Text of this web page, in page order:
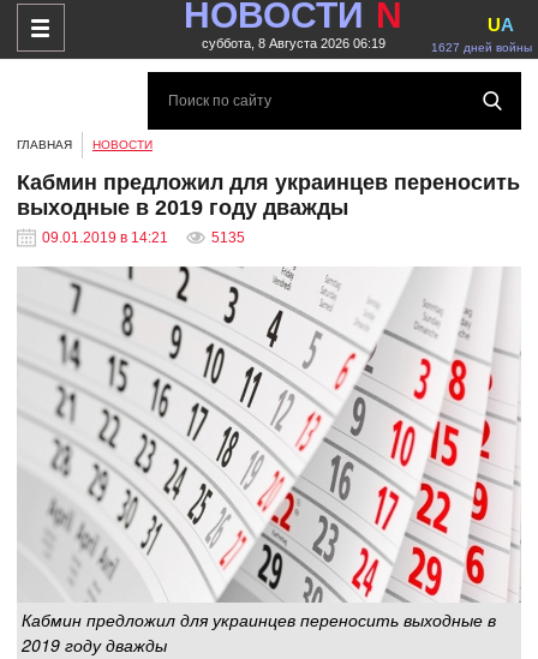
НОВОСТИ N
суббота, 8 Августа 2026 06:19 1627 дней войны
UA
ГЛАВНАЯ НОВОСТИ
Кабмин предложил для украинцев переносить
выходные в 2019 году дважды
09.01.2019 в 14:21 5135
Кабмин предложил для украинцев переносить выходные в
2019 году дважды